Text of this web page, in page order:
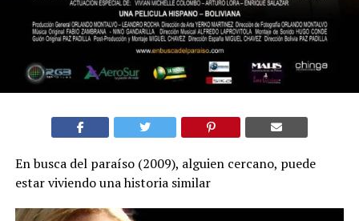
En busca del paraíso (2009), alguien cercano, puede
estar viviendo una historia similar